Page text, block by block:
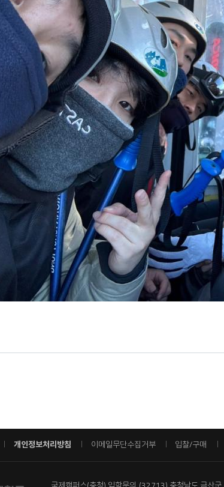
개인정보처리방침 이메일무단수집거부 입찰/구매